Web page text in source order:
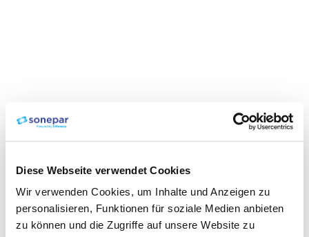
Diese Webseite verwendet Cookies
Wir verwenden Cookies, um Inhalte und Anzeigen zu
personalisieren, Funktionen für soziale Medien anbieten
zu können und die Zugriffe auf unsere Website zu